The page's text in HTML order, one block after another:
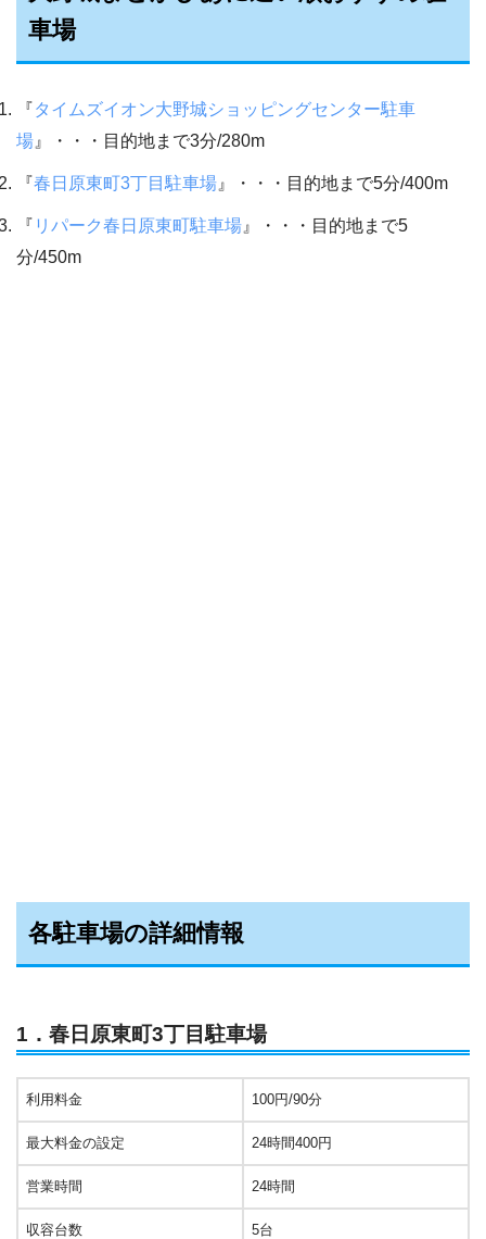
車場
『タイムズイオン大野城ショッピングセンター駐車
場 』・・・目的地まで3分/280m
『春日原東町3丁目駐車場 』・・・目的地まで5分/400m
『 リパーク春日原東町駐車場 』・・・目的地まで5
分/450m
各駐車場の詳細情報
1．春日原東町3丁目駐車場
利用料金 100円/90分
最大料金の設定 24時間400円
営業時間 24時間
収容台数 5台